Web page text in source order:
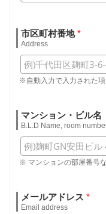
市区町村番地*
Address
※自動入力で入力された項
マンション・ビル名
B.L.D Name, room
※ マンションの部屋番号
メールアドレス *
Email address